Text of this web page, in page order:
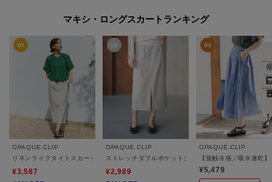
マキシ・ロングスカートランキング
OPAQUE.CLIP
リネンライクタイトスカート【洗濯機OK】
¥3,587
OPAQUE.CLIP
ストレッチダブルポケットタイトスカート【洗濯機OK】
¥2,989
OPAQUE.CLIP
【接触冷感／吸水速乾
¥5,479